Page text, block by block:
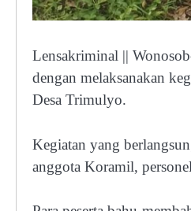
Lensakriminal ||
dengan melaksanakan
Desa Trimulyo.
Kegiatan yang
anggota Koramil,